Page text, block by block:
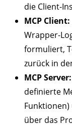
die Client-
MCP Client:
Wrapper-
formuliert,
zurück in
MCP Server:
definierte
Funktionen)
über das